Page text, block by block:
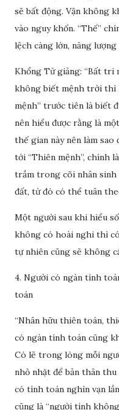
sẽ bất động. Vận không
vào nguy khốn. “Thế”
lệch càng lớn, năng
Khổng Tử giảng: “Bất tri
không biết mệnh trời thì
mệnh” trước tiên là biết
nên hiểu được rằng là
thế gian này nên làm
tới “Thiên mệnh”, chính
trầm trong cõi nhân
đất, từ đó có thể tuân
Một người sau khi hiểu
không có hoài nghi thì
tự nhiên cũng sẽ không
4. Người có ngàn tính
toán
“Nhân hữu thiên toán,
có ngàn tính toán cũng
Có lẽ trong lòng mỗi
nhỏ nhặt để bản thân
có tính toán nghìn vạn
cũng là “người tính